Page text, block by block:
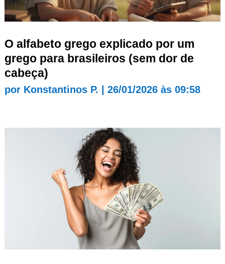
O alfabeto grego explicado por um
grego para brasileiros (sem dor de
cabeça)
por Konstantinos P. 26/01/2026 às 09:58